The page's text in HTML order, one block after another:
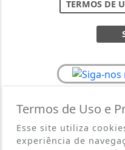
TERMOS DE
Termos de Uso e
Esse site utiliza
experiência de